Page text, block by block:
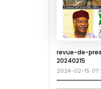
revue-de-
20240215
2024-02-15